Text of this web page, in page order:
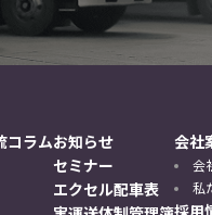
コラムお知らせ
セミナー
エクセル配車表
会社
会
私
採用